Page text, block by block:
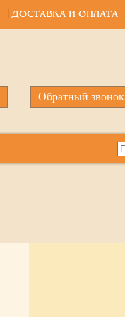
ДОСТАВКА И ОПЛАТА
Обратный звонок